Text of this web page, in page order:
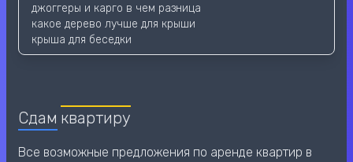
джоггеры и карго в чем разница
какое дерево лучше для крыши
крыша для беседки
Сдам квартиру
Все возможные предложения по аренде квартир в